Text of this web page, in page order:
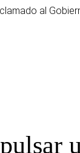
al